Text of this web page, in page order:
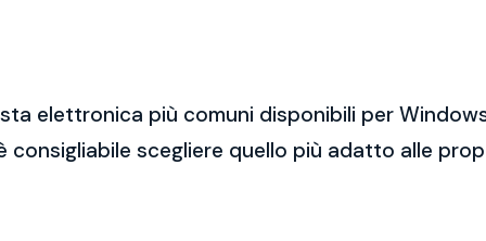
elettronica più comuni disponibili per
scegliere quello più adatto alle